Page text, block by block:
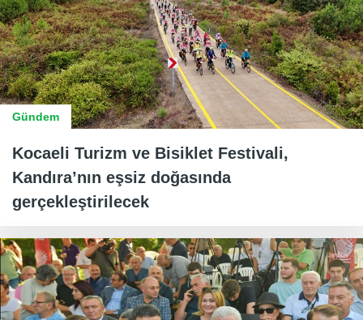
Gündem
Kocaeli Turizm ve Bisiklet Festivali,
Kandıra’nın eşsiz doğasında
gerçekleştirilecek